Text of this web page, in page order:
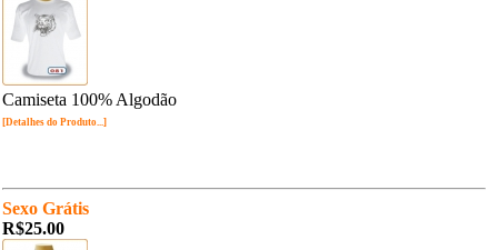
Camiseta 100% Algodão
[Detalhes do Produto...]
Sexo Grátis
R$25.00